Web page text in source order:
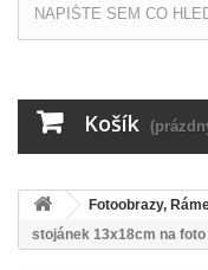
Košík
Fotoobrazy,
stojánek 13x18cm na